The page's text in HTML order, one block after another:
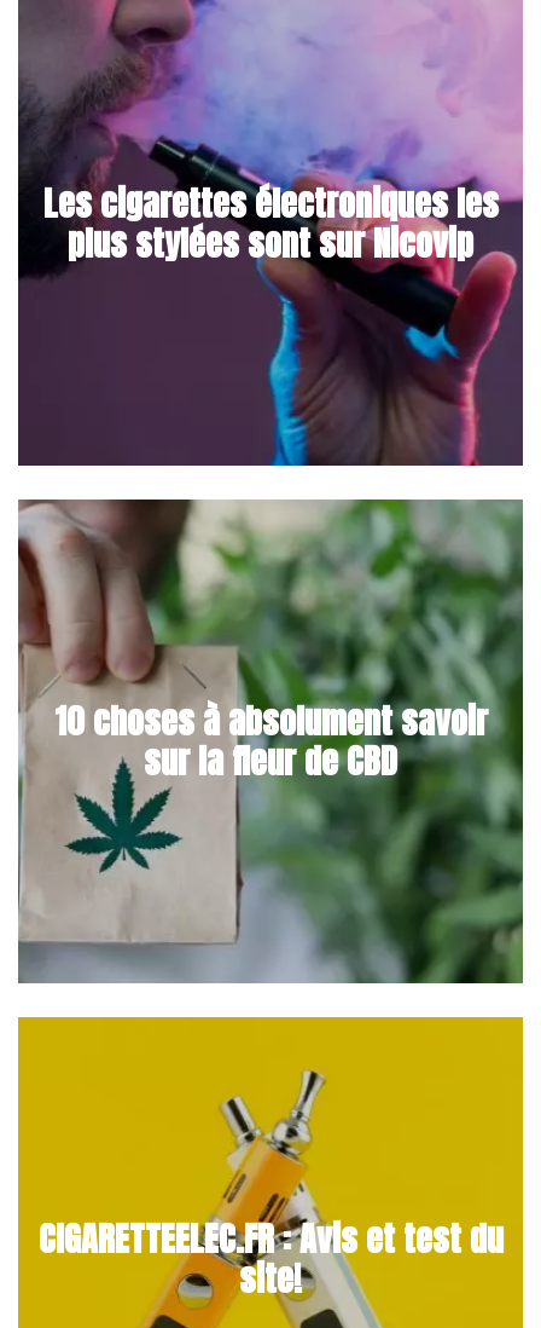
Les cigarettes électroniques les
plus stylées sont sur Nicovip
10 choses à absolument savoir
sur la fleur de CBD
CIGARETTEELEC.FR : Avis et test du
site!